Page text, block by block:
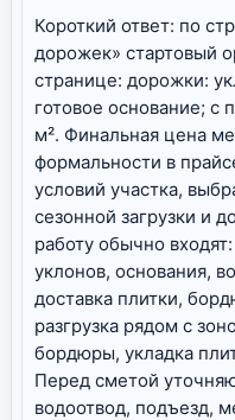
Короткий ответ: по
дорожек» стартовый
странице: дорожки:
готовое основание; с
м². Финальная цена
формальности в
условий участка,
сезонной загрузки и
работу обычно
уклонов, основания,
доставка плитки,
разгрузка рядом с
бордюры, укладка
Перед сметой
водоотвод, подъезд,